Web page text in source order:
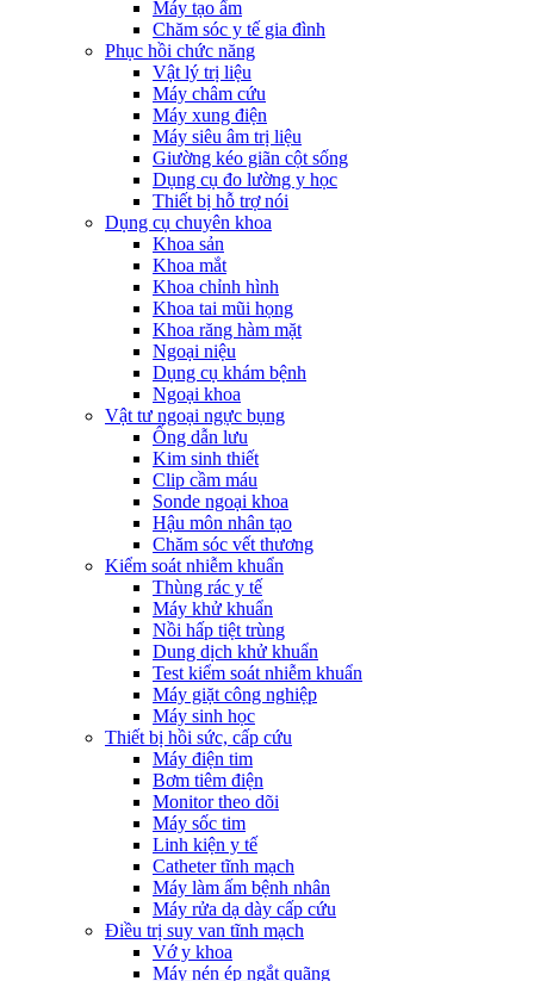
Máy tạo ẩm
Chăm sóc y tế gia đình
Phục hồi chức năng
Vật lý trị liệu
Máy châm cứu
Máy xung điện
Máy siêu âm trị liệu
Giường kéo giãn cột sống
Dụng cụ đo lường y học
Thiết bị hỗ trợ nói
Dụng cụ chuyên khoa
Khoa sản
Khoa mắt
Khoa chỉnh hình
Khoa tai mũi họng
Khoa răng hàm mặt
Ngoại niệu
Dụng cụ khám bệnh
Ngoại khoa
Vật tư ngoại ngực bụng
Ống dẫn lưu
Kim sinh thiết
Clip cầm máu
Sonde ngoại khoa
Hậu môn nhân tạo
Chăm sóc vết thương
Kiểm soát nhiễm khuẩn
Thùng rác y tế
Máy khử khuẩn
Nồi hấp tiệt trùng
Dung dịch khử khuẩn
Test kiểm soát nhiễm khuẩn
Máy giặt công nghiệp
Máy sinh học
Thiết bị hồi sức, cấp cứu
Máy điện tim
Bơm tiêm điện
Monitor theo dõi
Máy sốc tim
Linh kiện y tế
Catheter tĩnh mạch
Máy làm ấm bệnh nhân
Máy rửa dạ dày cấp cứu
Điều trị suy van tĩnh mạch
Vớ y khoa
Máy nén ép ngắt quãng